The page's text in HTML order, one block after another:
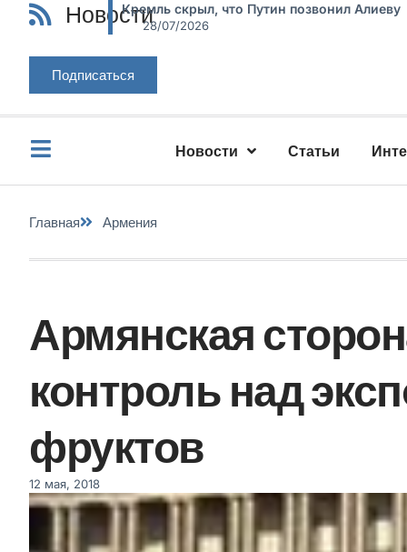
НовостиКремль скрыл, что Путин позвонил Алиеву
28/07/2026
Подписаться
Новости Статьи
Главная Армения
Армянская
контроль над
фруктов
12 мая, 2018